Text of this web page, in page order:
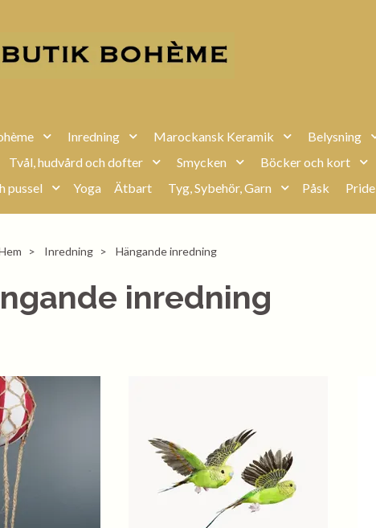
Inredning Marockansk Keramik Belysning
Tvål, hudvård och dofter Smycken Böcker och kort
pussel Yoga Ätbart Tyg, Sybehör, Garn Påsk Pride
Inredning Hängande inredning
inredning